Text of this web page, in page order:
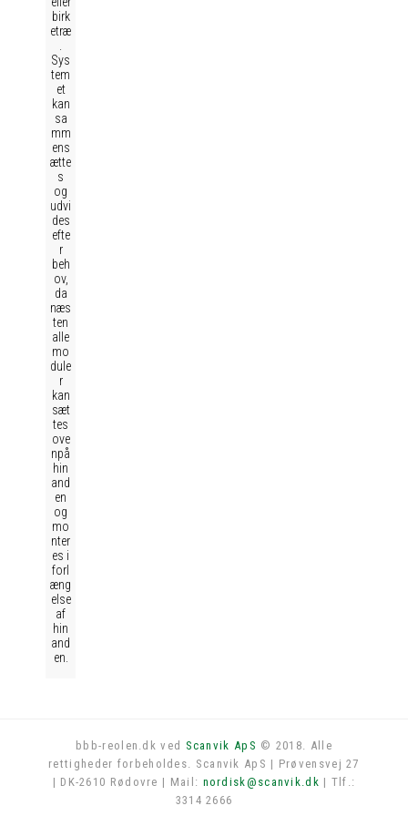
birk
etræ
Sys
tem
et
kan
sa
mm
ens
ætte
s
og
udvi
des
efte
r
beh
ov,
da
næs
ten
alle
mo
dule
r
kan
sæt
tes
ove
npå
hin
and
en
og
mo
nter
es i
forl
æng
else
af
hin
and
en.
bbb-reolen.dk ved Scanvik ApS © 2018. Alle
rettigheder forbeholdes. Scanvik ApS | Prøvensvej 27
| DK-2610 Rødovre | Mail: nordisk@scanvik.dk | Tlf.:
3314 2666
Log in